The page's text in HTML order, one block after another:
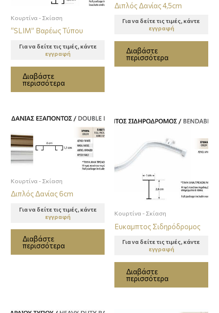
Κουρτίνα - Σκίαση
“SLIM” Βαρέως Τύπου
Για να δείτε τις τιμές, κάντε
εγγραφή
Διαβάστε
περισσότερα
Διπλός Δανίας 4,5cm
Για να δείτε τις τιμές, κάντε
εγγραφή
Διαβάστε
περισσότερα
Κουρτίνα - Σκίαση
Διπλός Δανίας 6cm
Για να δείτε τις τιμές, κάντε
εγγραφή
Διαβάστε
περισσότερα
Κουρτίνα - Σκίαση
Ευκαμπτος Σιδηρόδρομος
Για να δείτε τις τιμές, κάντε
εγγραφή
Διαβάστε
περισσότερα